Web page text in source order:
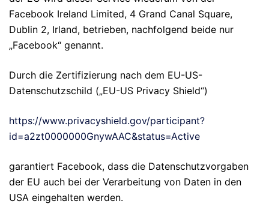
Facebook Ireland Limited, 4 Grand Canal Square,
Dublin 2, Irland, betrieben, nachfolgend beide nur
„Facebook“ genannt.
Durch die Zertifizierung nach dem EU-US-
Datenschutzschild („EU-US Privacy Shield“)
https://www.privacyshield.gov/participant?
id=a2zt0000000GnywAAC&status=Active
garantiert Facebook, dass die Datenschutzvorgaben
der EU auch bei der Verarbeitung von Daten in den
USA eingehalten werden.